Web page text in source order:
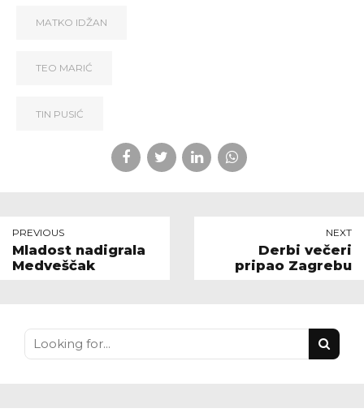
MATKO IDŽAN
TEO MARIĆ
TIN PUSIĆ
PREVIOUS
Mladost nadigrala
Medveščak
NEXT
Derbi večeri
pripao Zagrebu